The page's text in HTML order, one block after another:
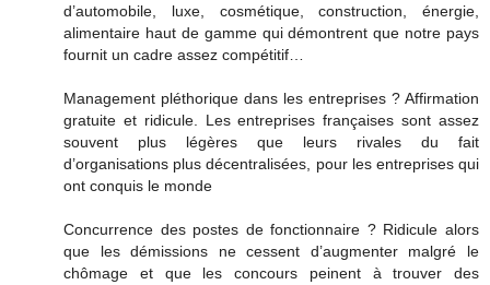
d’automobile, luxe, cosmétique, construction, énergie,
alimentaire haut de gamme qui démontrent que notre pays
fournit un cadre assez compétitif…
Management pléthorique dans les entreprises ? Affirmation
gratuite et ridicule. Les entreprises françaises sont assez
souvent plus légères que leurs rivales du fait
d’organisations plus décentralisées, pour les entreprises qui
ont conquis le monde
Concurrence des postes de fonctionnaire ? Ridicule alors
que les démissions ne cessent d’augmenter malgré le
chômage et que les concours peinent à trouver des